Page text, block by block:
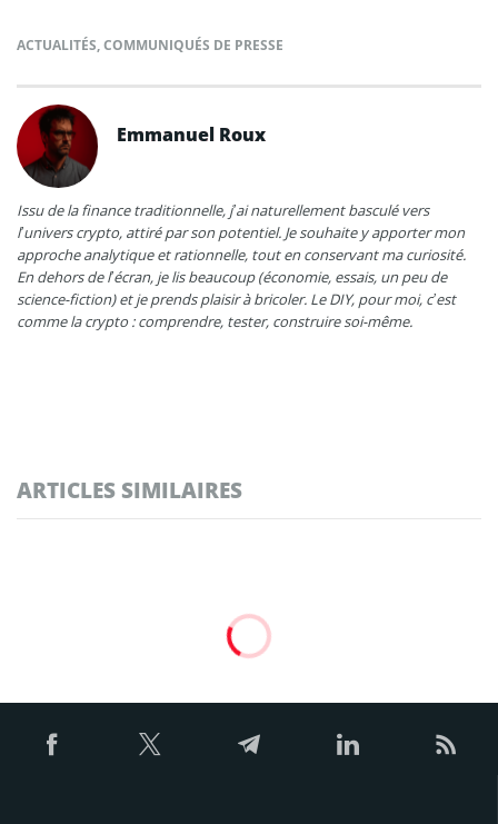
ACTUALITÉS,COMMUNIQUÉS DE PRESSE
Emmanuel Roux
Issu de la finance traditionnelle, j’ai naturellement basculé vers
l’univers crypto, attiré par son potentiel. Je souhaite y apporter mon
approche analytique et rationnelle, tout en conservant ma curiosité.
En dehors de l’écran, je lis beaucoup (économie, essais, un peu de
science-fiction) et je prends plaisir à bricoler. Le DIY, pour moi, c’est
comme la crypto : comprendre, tester, construire soi-même.
ARTICLES SIMILAIRES